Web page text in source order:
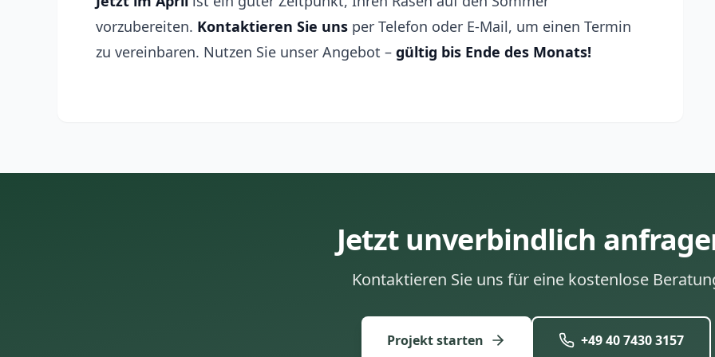
vorzubereiten. Kontaktieren Sie uns per Telefon oder E-Mail, um einen Termin
zu vereinbaren. Nutzen Sie unser Angebot – gültig bis Ende des Monats!
Jetzt unverbindlich
Kontaktieren Sie uns für eine kostenlose
Projekt starten +49 40 7430 3157